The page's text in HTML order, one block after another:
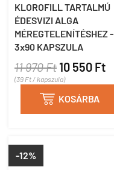
KLOROFILL TARTALMÚ
ÉDESVIZI ALGA
MÉREGTELENÍTÉSHEZ -
3x90 KAPSZULA
11 970 Ft 10 550 Ft
(39 Ft / kapszula)
 KOSÁRBA
-12%